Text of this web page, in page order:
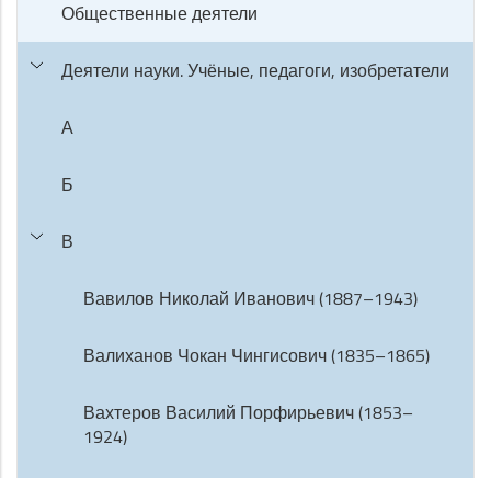
Общественные деятели
Деятели науки. Учёные, педагоги, изобретатели
А
Б
В
Вавилов Николай Иванович (1887–1943)
Валиханов Чокан Чингисович (1835–1865)
Вахтеров Василий Порфирьевич (1853–
1924)